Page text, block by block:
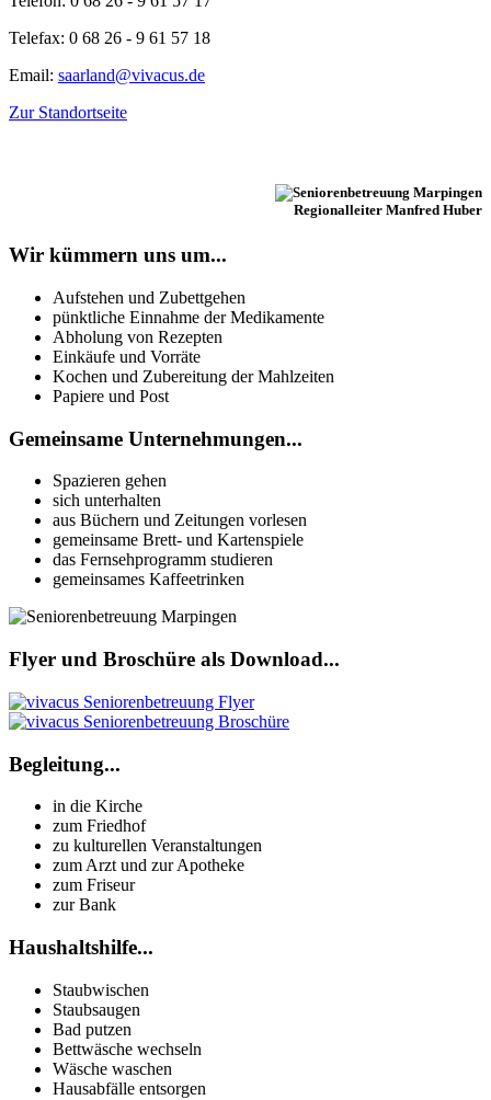
Telefax: 0 68 26 - 9 61 57 18
Email: saarland@vivacus.de
Zur Standortseite
Regionalleiter Manfred Huber
Wir kümmern uns um...
Aufstehen und Zubettgehen
pünktliche Einnahme der Medikamente
Abholung von Rezepten
Einkäufe und Vorräte
Kochen und Zubereitung der Mahlzeiten
Papiere und Post
Gemeinsame Unternehmungen...
Spazieren gehen
sich unterhalten
aus Büchern und Zeitungen vorlesen
gemeinsame Brett- und Kartenspiele
das Fernsehprogramm studieren
gemeinsames Kaffeetrinken
Flyer und Broschüre als Download...
Begleitung...
in die Kirche
zum Friedhof
zu kulturellen Veranstaltungen
zum Arzt und zur Apotheke
zum Friseur
zur Bank
Haushaltshilfe...
Staubwischen
Staubsaugen
Bad putzen
Bettwäsche wechseln
Wäsche waschen
Hausabfälle entsorgen